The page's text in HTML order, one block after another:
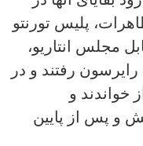
پلیس تورنتو
مجلس انتاریو،
رفتند و در
خواندند و
و پس از پایین